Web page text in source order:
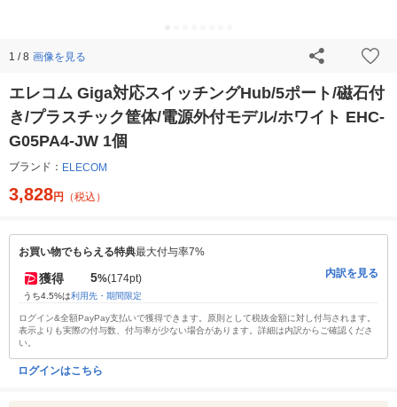
1 / 8 画像を見る
エレコム Giga対応スイッチングHub/5ポート/磁石付
き/プラスチック筐体/電源外付モデル/ホワイト EHC-
G05PA4-JW 1個
ブランド： ELECOM
3,828円 （税込）
お買い物でもらえる特典最大付与率7%
獲得 5%(174pt)
うち4.5%は利用先・期間限定
内訳を見る
ログイン&全額PayPay支払いで獲得できます。原則として税抜金額に対し付与されます。
表示よりも実際の付与数、付与率が少ない場合があります。詳細は内訳からご確認くださ
い。
ログインはこちら